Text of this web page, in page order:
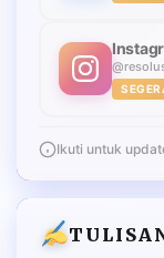
Ikuti untuk